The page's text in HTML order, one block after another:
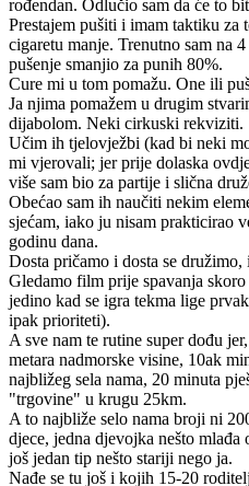
rođendan. Odlučio sam da će to
Prestajem pušiti i imam taktiku za
cigaretu manje. Trenutno sam na
pušenje smanjio za punih 80%.
Cure mi u tom pomažu. One ili
Ja njima pomažem u drugim
dijabolom. Neki cirkuski rekviziti.
Učim ih tjelovježbi (kad bi neki
mi vjerovali; jer prije dolaska
više sam bio za partije i slična
Obećao sam ih naučiti nekim
sjećam, iako ju nisam prakticirao
godinu dana.
Dosta pričamo i dosta se
Gledamo film prije spavanja
jedino kad se igra tekma lige
ipak prioriteti).
A sve nam te rutine super dođu
metara nadmorske visine, 10ak
najbližeg sela nama, 20 minuta
"trgovine" u krugu 25km.
A to najbliže selo nama broji ni
djece, jedna djevojka nešto
još jedan tip nešto stariji nego ja.
Nađe se tu još i kojih 15-20